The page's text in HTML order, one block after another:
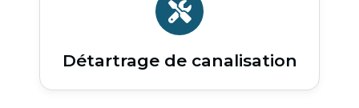
Détartrage de canalisation